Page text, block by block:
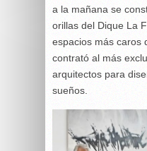
a la mañana se
orillas del Dique La
espacios más caros
contrató al más
arquitectos para
sueños.